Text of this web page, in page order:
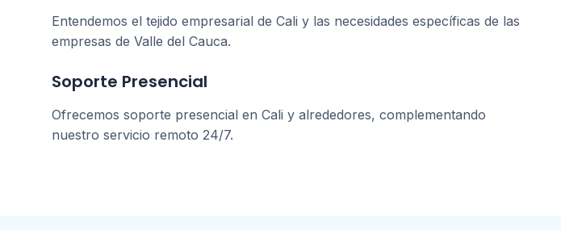
Entendemos el tejido empresarial de Cali y las necesidades específicas de las
empresas de Valle del Cauca.
Soporte Presencial
Ofrecemos soporte presencial en Cali y alrededores, complementando
nuestro servicio remoto 24/7.